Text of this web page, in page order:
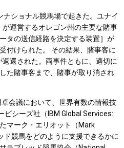
ショナル競馬場で起きた。ユナイ
運営するオレゴン州の主要な賭事
タの送信経路を決定する装置］が
付けられた。 その結果、賭事客に
還された。両事件ともに、適切に
た賭事客まで、賭事が取り消され
会議において、世界有数の情報技
ビシーズ社（IBM Global Services:
マーク・エリオット（Mark
競馬をどのように支援できるかに